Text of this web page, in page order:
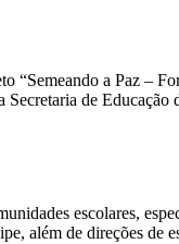
a Paz –
de
escolares,
além de direções de